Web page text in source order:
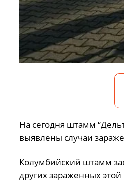
На сегодня штамм
выявлены случаи
Колумбийский штамм
других зараженных